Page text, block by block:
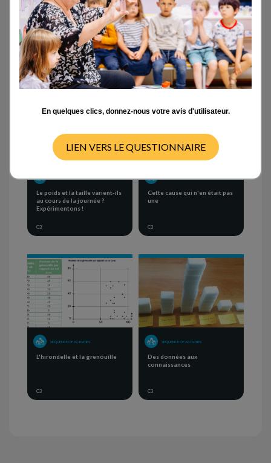
Activités en classe
- ANY - CYCLE 1 CYCLE 2 CYCLE 3 CYCLE 4
Le poids et la taille varient-ils
au cours de la journée ?
Expérimentons !
C3
Cette cause qui n'en était pas
une
C3
SEQUENCE OF ACTIVITIES
L'hirondelle et la grenouille
C3
SEQUENCE OF ACTIVITIES
Des données aux
connaissances
C3
En quelques clics, donnez-nous votre avis d'utilisateur.
LIEN VERS LE QUESTIONNAIRE